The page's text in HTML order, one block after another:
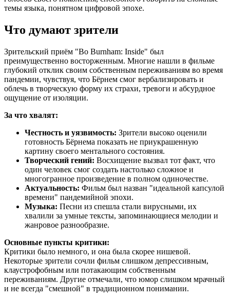
темы языка, понятном цифровой эпохе.
Что думают зрители
Зрительский приём "Bo Burnham: Inside" был
преимущественно восторженным. Многие нашли в фильме
глубокий отклик своим собственным переживаниям во время
пандемии, чувствуя, что Бёрнем смог вербализировать и
облечь в творческую форму их страхи, тревоги и абсурдное
ощущение от изоляции.
За что хвалят:
Честность и уязвимость: Зрители высоко оценили
готовность Бёрнема показать не приукрашенную
картину своего ментального состояния.
Творческий гений: Восхищение вызвал тот факт, что
один человек смог создать настолько сложное и
многогранное произведение в полном одиночестве.
Актуальность: Фильм был назван "идеальной капсулой
времени" пандемийной эпохи.
Музыка: Песни из спешла стали вирусными, их
хвалили за умные тексты, запоминающиеся мелодии и
жанровое разнообразие.
Основные пункты критики:
Критики было немного, и она была скорее нишевой.
Некоторые зрители сочли фильм слишком депрессивным,
клаустрофобным или потакающим собственным
переживаниям. Другие отмечали, что юмор слишком мрачный
и не всегда "смешной" в традиционном понимании.